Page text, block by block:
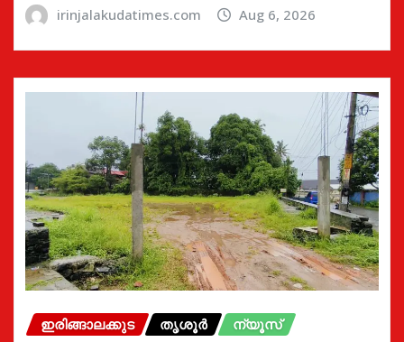
irinjalakudatimes.com Aug 6, 2026
ഇരിങ്ങാലക്കുട തൃശൂർ ന്യൂസ്